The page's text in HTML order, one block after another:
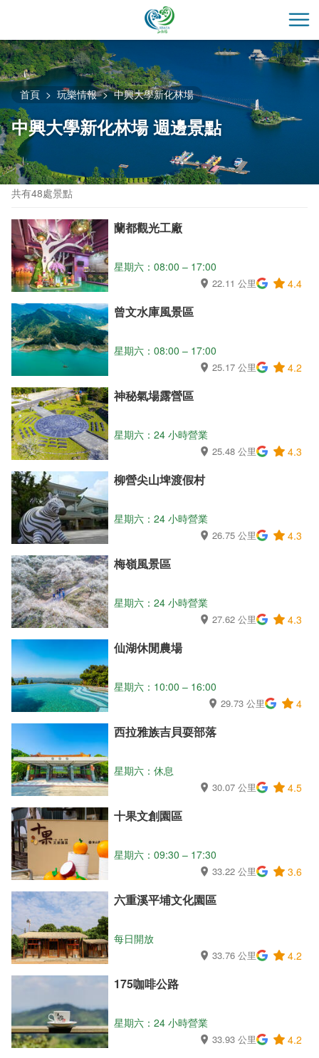
主
要
內
容
區
塊
開
首頁 玩樂情報 中興大學新化林場
中興大學新化林場 週邊景點
共有48處景點
蘭都觀光工廠
星期六：08:00 – 17:00
22.11 公里 4.4
曾文水庫風景區
星期六：08:00 – 17:00
25.17 公里 4.2
神秘氣場露營區
星期六：24 小時營業
25.48 公里 4.3
柳營尖山埤渡假村
星期六：24 小時營業
26.75 公里 4.3
梅嶺風景區
星期六：24 小時營業
27.62 公里 4.3
仙湖休閒農場
星期六：10:00 – 16:00
29.73 公里 4
西拉雅族吉貝耍部落
星期六：休息
30.07 公里 4.5
十果文創園區
星期六：09:30 – 17:30
33.22 公里 3.6
六重溪平埔文化園區
每日開放
33.76 公里 4.2
175咖啡公路
星期六：24 小時營業
33.93 公里 4.2